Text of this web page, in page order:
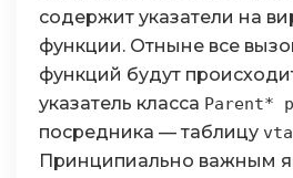
содержит указатели на
функции. Отныне все
функций будут
указатель класса Parent* p
посредника — таблицу
Принципиально важным